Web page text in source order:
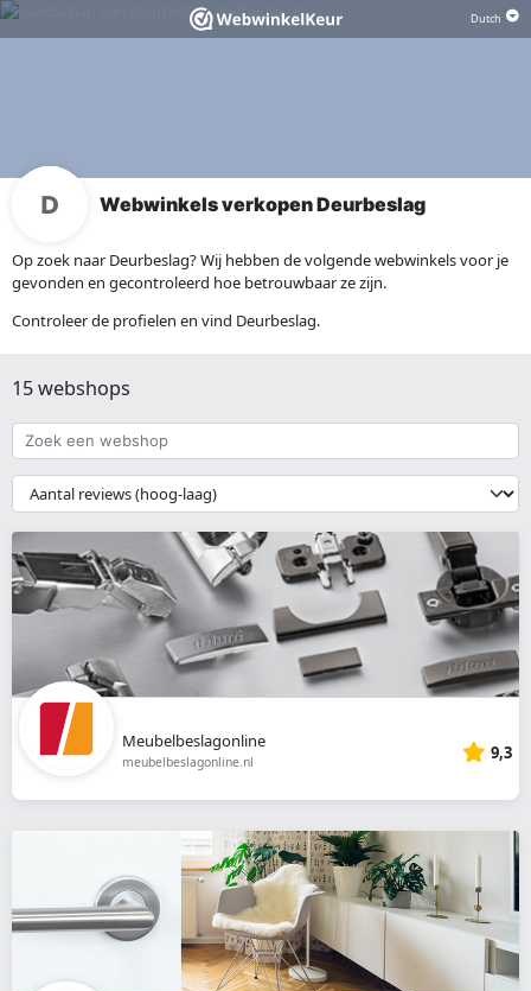
Webwinkels verkopen Deurbeslag
Op zoek naar Deurbeslag? Wij hebben de volgende webwinkels voor je
gevonden en gecontroleerd hoe betrouwbaar ze zijn.
Controleer de profielen en vind Deurbeslag.
15 webshops
Zoek
een
webshop
{{
__('Sort')
}}
Meubelbeslagonline
meubelbeslagonline.nl 9,3